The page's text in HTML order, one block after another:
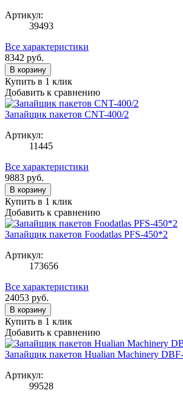
Артикул:
39493
Все характеристики
8342 руб.
В корзину
Купить в 1 клик
Добавить к сравнению
Запайщик пакетов CNT-400/2
Артикул:
11445
Все характеристики
9883 руб.
В корзину
Купить в 1 клик
Добавить к сравнению
Запайщик пакетов Foodatlas PFS-450*2
Артикул:
173656
Все характеристики
24053 руб.
В корзину
Купить в 1 клик
Добавить к сравнению
Запайщик пакетов Hualian Machinery
Артикул:
99528